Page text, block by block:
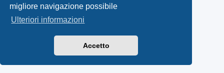
migliore navigazione possibile
Ulteriori informazioni
Accetto